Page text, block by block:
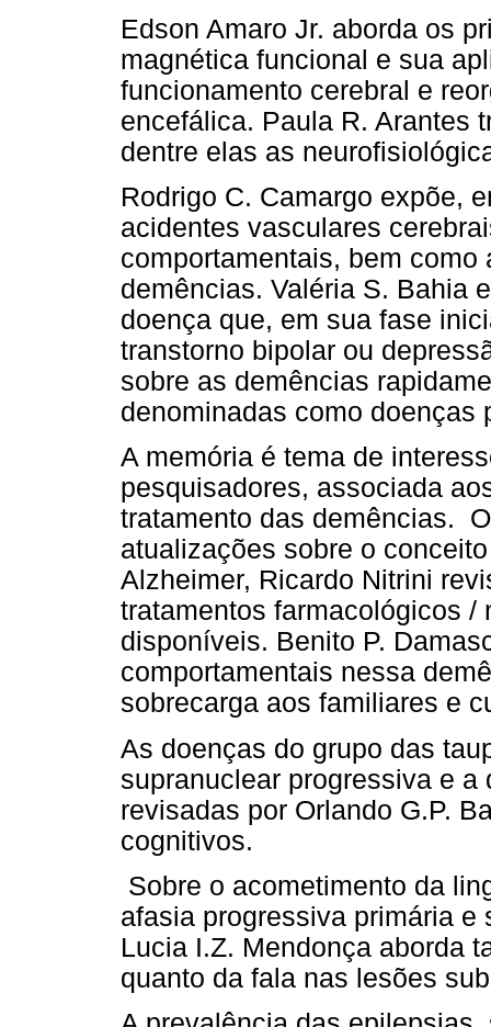
Edson Amaro Jr. aborda os
magnética funcional e sua
funcionamento cerebral e
encefálica. Paula R. Arantes
dentre elas as
Rodrigo C. Camargo expõe,
acidentes vasculares
comportamentais, bem
demências. Valéria S. Bahia
doença que, em sua fase
transtorno bipolar ou
sobre as demências
denominadas como doenças
A memória é tema de
pesquisadores, associada
tratamento das demências.
atualizações sobre o
Alzheimer, Ricardo Nitrini
tratamentos farmacológicos /
disponíveis. Benito P.
comportamentais nessa
sobrecarga aos familiares e
As doenças do grupo das
supranuclear progressiva e
revisadas por Orlando G.P.
cognitivos.
Sobre o acometimento da
afasia progressiva primária
Lucia I.Z. Mendonça aborda
quanto da fala nas lesões